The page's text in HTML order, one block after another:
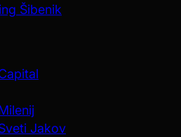
Šibenik
Jakov